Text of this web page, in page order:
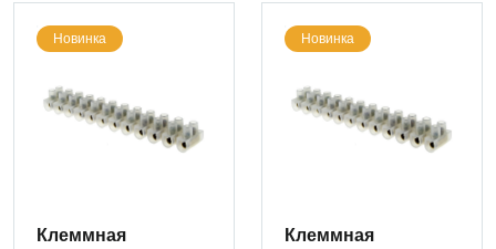
Новинка
Клеммная
Новинка
Клеммная